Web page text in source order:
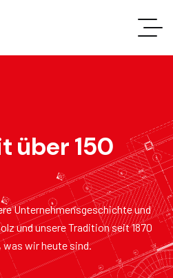
über 150
Unternehmensgeschichte und
und unsere Tradition seit 1870
was wir heute sind.